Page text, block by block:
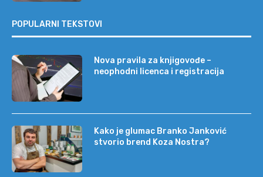
POPULARNI TEKSTOVI
Nova pravila za knjigovođe –
neophodni licenca i registracija
Kako je glumac Branko Janković
stvorio brend Koza Nostra?